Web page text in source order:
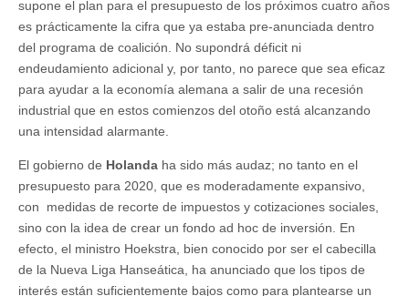
supone el plan para el presupuesto de los próximos cuatro años
es prácticamente la cifra que ya estaba pre-anunciada dentro
del programa de coalición. No supondrá déficit ni
endeudamiento adicional y, por tanto, no parece que sea eficaz
para ayudar a la economía alemana a salir de una recesión
industrial que en estos comienzos del otoño está alcanzando
una intensidad alarmante.
El gobierno de Holanda ha sido más audaz; no tanto en el
presupuesto para 2020, que es moderadamente expansivo,
con medidas de recorte de impuestos y cotizaciones sociales,
sino con la idea de crear un fondo ad hoc de inversión. En
efecto, el ministro Hoekstra, bien conocido por ser el cabecilla
de la Nueva Liga Hanseática, ha anunciado que los tipos de
interés están suficientemente bajos como para plantearse un